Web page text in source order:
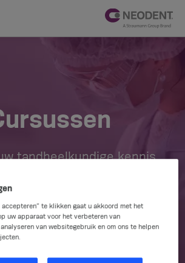
tandheelkundige kennis
accepteren” te klikken gaat u akkoord met het
uw apparaat voor het verbeteren van
van websitegebruik en om ons te helpen